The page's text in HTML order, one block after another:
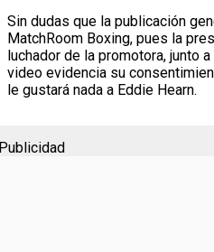
Sin dudas que la publicación
MatchRoom Boxing, pues la
luchador de la promotora, junto
video evidencia su
le gustará nada a Eddie Hearn.